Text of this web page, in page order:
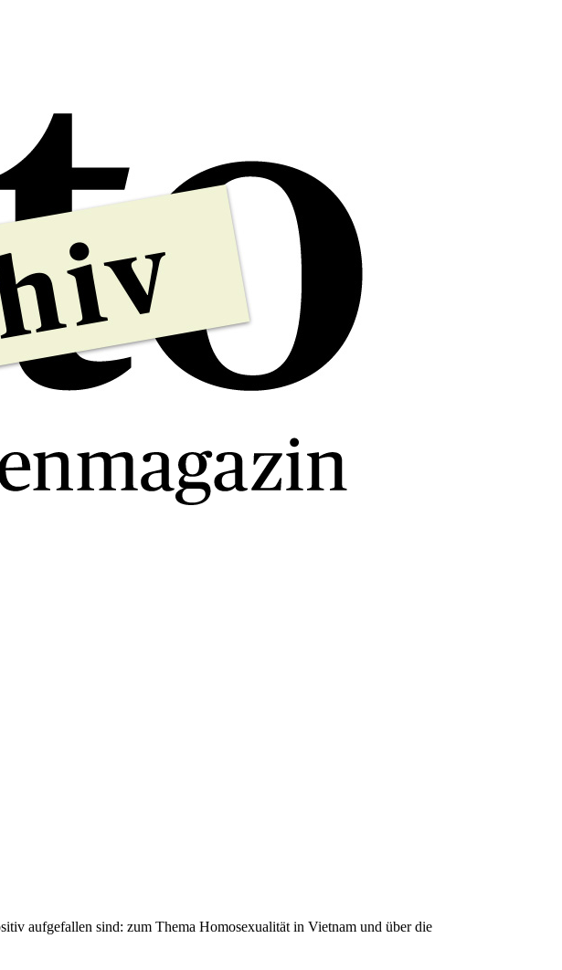
aufgefallen sind: zum Thema Homosexualität in Vietnam und über die